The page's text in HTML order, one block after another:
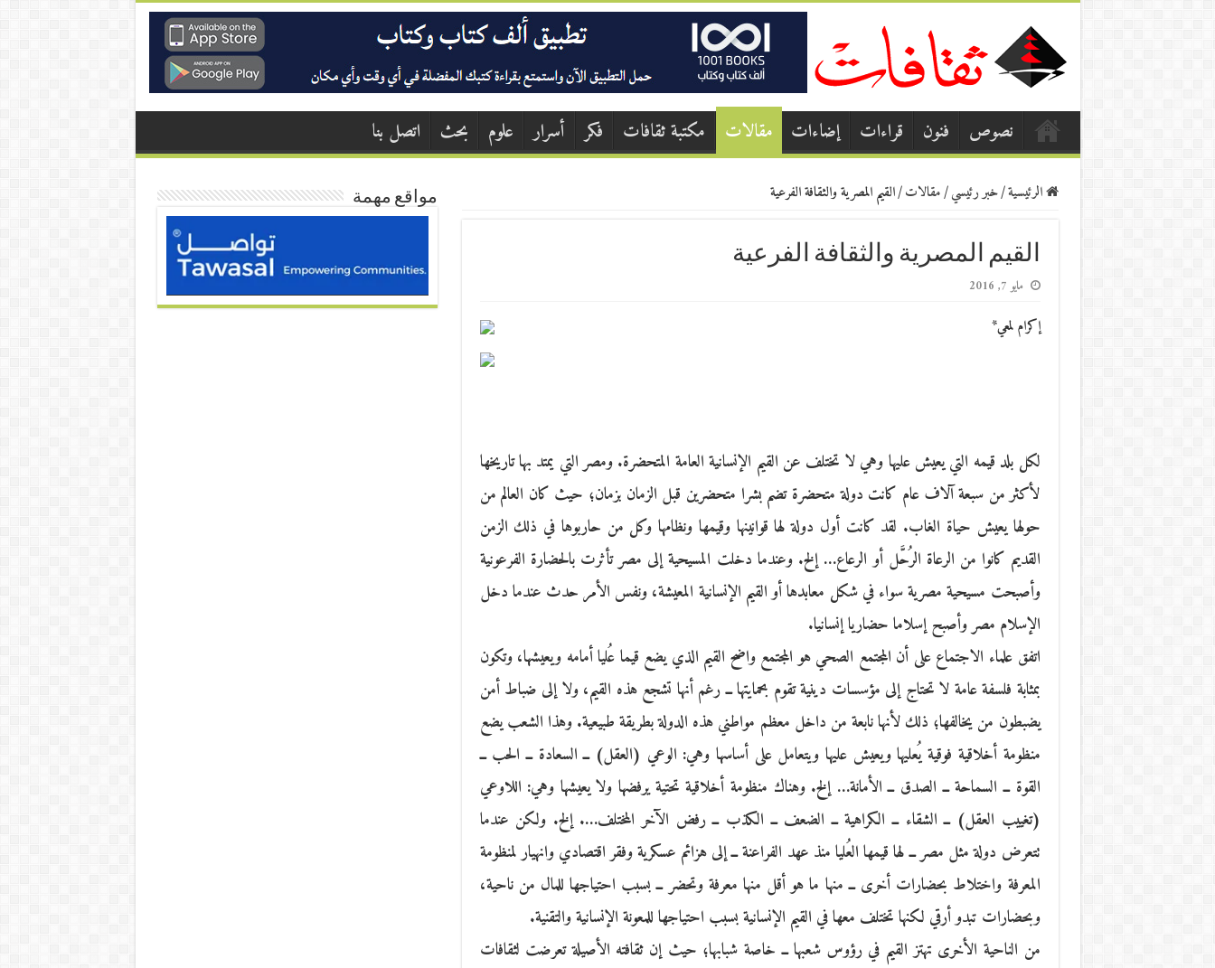
نصوص فنون قراءات إضاءات مقالات مكتبة ثقافات فكر أسرار علوم بحث اتصل بنا
الرئيسية/خبر رئيسي/مقالات/القيم المصرية والثقافة الفرعية
القيم المصرية والثقافة الفرعية
مايو 7, 2016
إكرام لمعي*
لكل بلد قيمه التي يعيش عليها وهي لا تختلف عن القيم الإنسانية العامة المتحضرة. ومصر التي يمتد بها تاريخها
لأكثر من سبعة آلاف عام كانت دولة متحضرة تضم بشرا متحضرين قبل الزمان بزمان؛ حيث كان العالم من
حولها يعيش حياة الغاب. لقد كانت أول دولة لها قوانينها وقيمها ونظامها وكل من حاربوها في ذلك الزمن
القديم كانوا من الرعاة الرُحَّل أو الرعاع… إلخ. وعندما دخلت المسيحية إلى مصر تأثرت بالحضارة الفرعونية
وأصبحت مسيحية مصرية سواء في شكل معابدها أو القيم الإنسانية المعيشة، ونفس الأمر حدث عندما دخل
الإسلام مصر وأصبح إسلاما حضاريا إنسانيا.
اتفق علماء الاجتماع على أن المجتمع الصحي هو المجتمع واضح القيم الذي يضع قيما عُليا أمامه ويعيشها، وتكون
بمثابة فلسفة عامة لا تحتاج إلى مؤسسات دينية تقوم بحمايتها ــ رغم أنها تشجع هذه القيم، ولا إلى ضباط أمن
يضبطون من يخالفها؛ ذلك لأنها نابعة من داخل معظم مواطني هذه الدولة بطريقة طبيعية. وهذا الشعب يضع
منظومة أخلاقية فوقية يُعليها ويعيش عليها ويتعامل على أساسها وهي: الوعي (العقل) ــ السعادة ــ الحب ــ
القوة ــ السماحة ــ الصدق ــ الأمانة… إلخ. وهناك منظومة أخلاقية تحتية يرفضها ولا يعيشها وهي: اللاوعي
(تغييب العقل) ــ الشقاء ــ الكراهية ــ الضعف ــ الكذب ــ رفض الآخر المختلف…. إلخ. ولكن عندما
تتعرض دولة مثل مصر ــ لها قيمها العُليا منذ عهد الفراعنة ــ إلى هزائم عسكرية وفقر اقتصادي وانهيار لمنظومة
المعرفة واختلاط بحضارات أخرى ــ منها ما هو أقل منها معرفة وتحضر ــ بسبب احتياجها للمال من ناحية،
وبحضارات تبدو أرقي لكنها تختلف معها في القيم الإنسانية بسبب احتياجها للمعونة الإنسانية والتقنية.
من الناحية الأخرى تهتز القيم في رؤوس شعبها ــ خاصة شبابها؛ حيث إن ثقافته الأصيلة تعرضت لثقافات
مواقع مهمة